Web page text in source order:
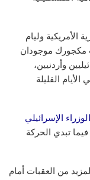
الأمريكية وليام
مكجورك موجودان
وأردنيين،
القليلة
الإسرائيلي
فيما تبدي الحركة
من العقبات أمام